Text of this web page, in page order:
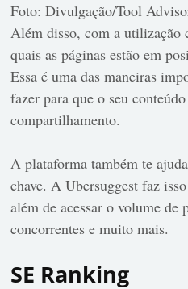
Foto: Divulgação/Tool
Além disso, com a utilização
quais as páginas estão em
Essa é uma das maneiras
fazer para que o seu
compartilhamento.
A plataforma também te
chave. A Ubersuggest faz
além de acessar o volume de
concorrentes e muito mais.
SE Ranking